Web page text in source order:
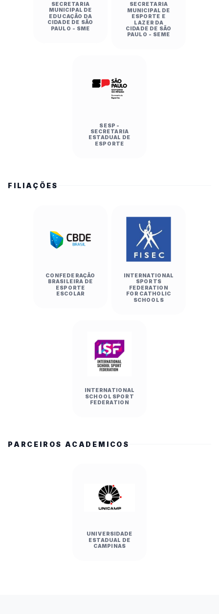
SECRETARIA
MUNICIPAL DE
EDUCAÇÃO DA
CIDADE DE SÃO
PAULO - SME
SECRETARIA
MUNICIPAL DE
ESPORTE E
LAZER DA
CIDADE DE SÃO
PAULO - SEME
SESP -
SECRETARIA
ESTADUAL DE
ESPORTE
FILIAÇÕES
CONFEDERAÇÃO
BRASILEIRA DE
ESPORTE
ESCOLAR
INTERNATIONAL
SPORTS
FEDERATION
FOR CATHOLIC
SCHOOLS
INTERNATIONAL
SCHOOL SPORT
FEDERATION
PARCEIROS ACADEMICOS
UNIVERSIDADE
ESTADUAL DE
CAMPINAS